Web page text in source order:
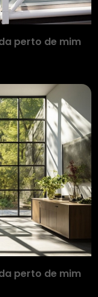
perto de mim
perto de mim